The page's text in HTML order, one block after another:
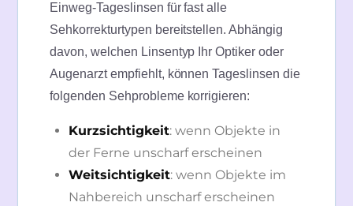
Einweg-Tageslinsen für fast alle
Sehkorrekturtypen bereitstellen. Abhängig
davon, welchen Linsentyp Ihr Optiker oder
Augenarzt empfiehlt, können Tageslinsen die
folgenden Sehprobleme korrigieren:
Kurzsichtigkeit: wenn Objekte in
der Ferne unscharf erscheinen
Weitsichtigkeit: wenn Objekte im
Nahbereich unscharf erscheinen